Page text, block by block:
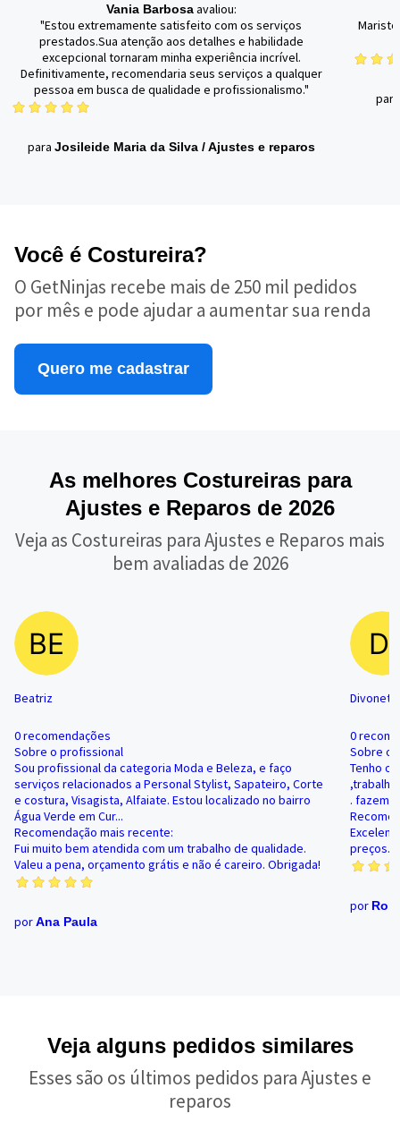
Vania Barbosaavaliou:
"Estou extremamente satisfeito com os serviços
prestados.Sua atenção aos detalhes e habilidade
excepcional tornaram minha experiência incrível.
Definitivamente, recomendaria seus serviços a qualquer
pessoa em busca de qualidade e profissionalismo."
para Josileide Maria da Silva/Ajustes e reparos
para
Você é Costureira?
O GetNinjas recebe mais de 250 mil pedidos
por mês e pode ajudar a aumentar sua renda
Quero me cadastrar
As melhores Costureiras para
Ajustes e Reparos de 2026
Veja as Costureiras para Ajustes e Reparos mais
bem avaliadas de 2026
Beatriz
0 recomendações
Sobre o profissional
Sou profissional da categoria Moda e Beleza, e faço
serviços relacionados a Personal Stylist, Sapateiro, Corte
e costura, Visagista, Alfaiate. Estou localizado no bairro
Água Verde em Cur...
Recomendação mais recente:
Fui muito bem atendida com um trabalho de qualidade.
Valeu a pena, orçamento grátis e não é careiro. Obrigada!
porAna Paula
Divonete
0
Sobre o
Tenho
.
preços.
por
Veja alguns pedidos similares
Esses são os últimos pedidos para Ajustes e
reparos